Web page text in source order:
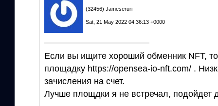
(32456) Jameseruri
Sat, 21 May 2022 04:36:13 +0000
Если вы ищите хороший обменник NFT,
площадку https://opensea-io-nft.com/ .
зачисления на счет.
Лучше площдки я не встречал, подойдет